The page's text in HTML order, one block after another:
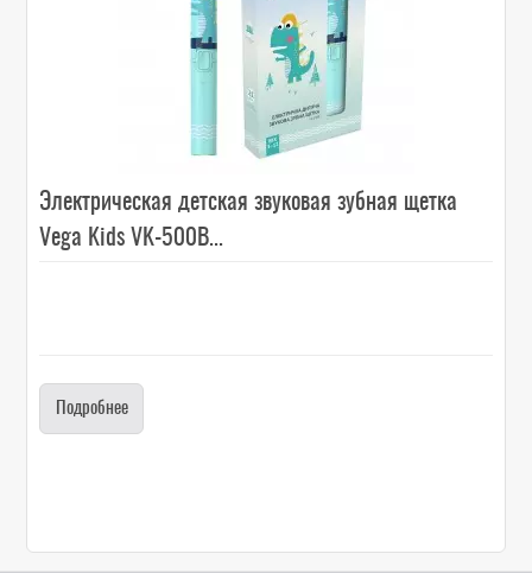
Электрическая детская звуковая зубная щетка
Vega Kids VK-500B...
Подробнее